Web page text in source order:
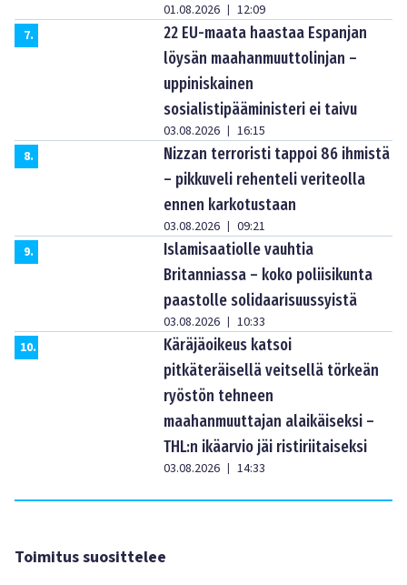
01.08.2026 | 12:09
7.
22 EU-maata haastaa Espanjan
löysän maahanmuuttolinjan –
uppiniskainen
sosialistipääministeri ei taivu
03.08.2026 | 16:15
8.
Nizzan terroristi tappoi 86 ihmistä
– pikkuveli rehenteli veriteolla
ennen karkotustaan
03.08.2026 | 09:21
9.
Islamisaatiolle vauhtia
Britanniassa – koko poliisikunta
paastolle solidaarisuussyistä
03.08.2026 | 10:33
10.
Käräjäoikeus katsoi
pitkäteräisellä veitsellä törkeän
ryöstön tehneen
maahanmuuttajan alaikäiseksi –
THL:n ikäarvio jäi ristiriitaiseksi
03.08.2026 | 14:33
Toimitus suosittelee